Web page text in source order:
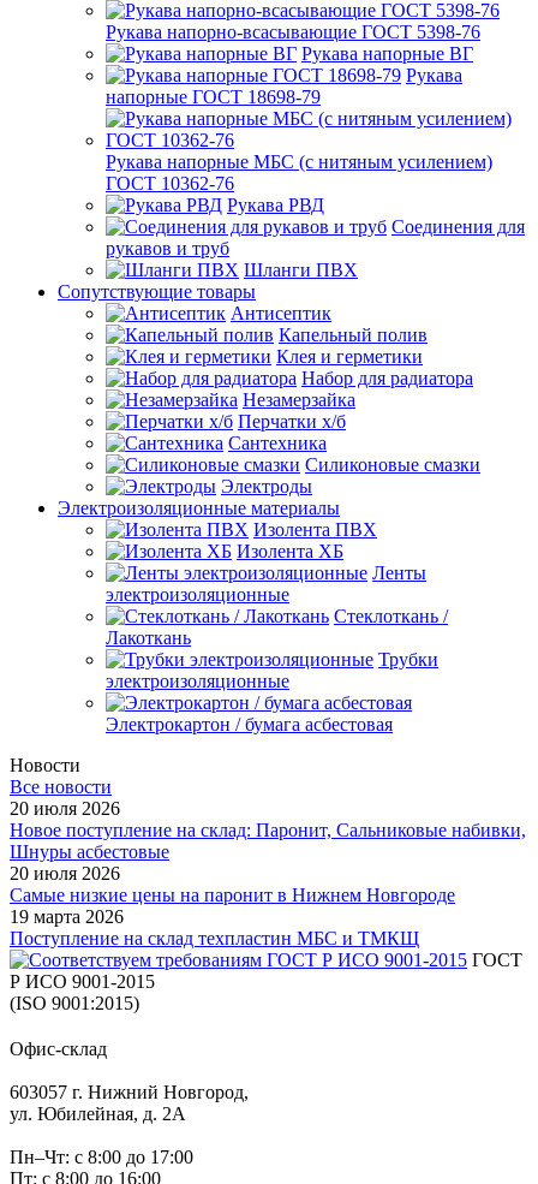
Рукава напорно-всасывающие ГОСТ 5398-76
Рукава напорные ВГ
Рукава
напорные ГОСТ 18698-79
Рукава напорные МБС (с нитяным усилением)
ГОСТ 10362-76
Рукава РВД
Соединения для
рукавов и труб
Шланги ПВХ
Сопутствующие товары
Антисептик
Капельный полив
Клея и герметики
Набор для радиатора
Незамерзайка
Перчатки х/б
Сантехника
Силиконовые смазки
Электроды
Электроизоляционные материалы
Изолента ПВХ
Изолента ХБ
Ленты
электроизоляционные
Стеклоткань /
Лакоткань
Трубки
электроизоляционные
Электрокартон / бумага асбестовая
Новости
Все новости
20 июля 2026
Новое поступление на склад: Паронит, Сальниковые набивки,
Шнуры асбестовые
20 июля 2026
Самые низкие цены на паронит в Нижнем Новгороде
19 марта 2026
Поступление на склад техпластин МБС и ТМКЩ
ГОСТ
Р ИСО 9001-2015
(ISO 9001:2015)
Офис-склад
603057 г. Нижний Новгород,
ул. Юбилейная, д. 2А
Пн–Чт: с 8:00 до 17:00
Пт: с 8:00 до 16:00